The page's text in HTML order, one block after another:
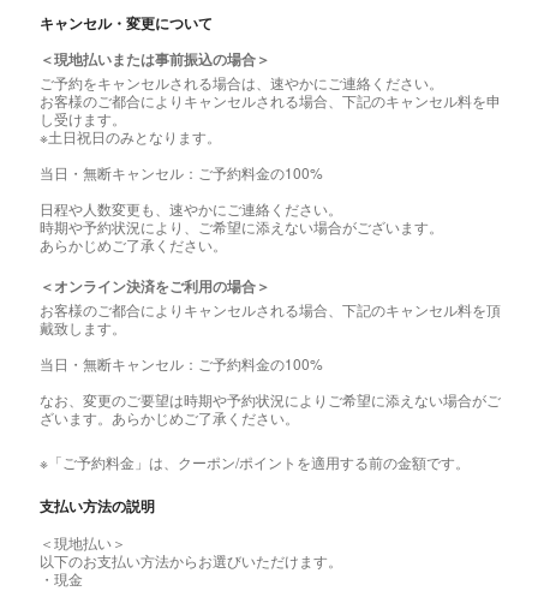
キャンセル・変更について
＜現地払いまたは事前振込の場合＞
ご予約をキャンセルされる場合は、速やかにご連絡ください。
お客様のご都合によりキャンセルされる場合、下記のキャンセル料を申
し受けます。
※土日祝日のみとなります。
当日・無断キャンセル：ご予約料金の100%
日程や人数変更も、速やかにご連絡ください。
時期や予約状況により、ご希望に添えない場合がございます。
あらかじめご了承ください。
＜オンライン決済をご利用の場合＞
お客様のご都合によりキャンセルされる場合、下記のキャンセル料を頂
戴致します。
当日・無断キャンセル：ご予約料金の100%
なお、変更のご要望は時期や予約状況によりご希望に添えない場合がご
ざいます。あらかじめご了承ください。
※「ご予約料金」は、クーポン/ポイントを適用する前の金額です。
支払い方法の説明
＜現地払い＞
以下のお支払い方法からお選びいただけます。
・現金